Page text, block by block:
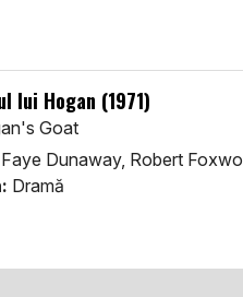
lui Hogan (1971)
Goat
Faye Dunaway, Robert
Dramă